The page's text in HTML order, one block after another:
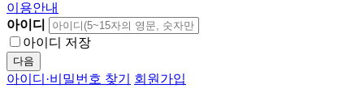
이용안내
아이디
아이디 저장
다음
아이디·비밀번호 찾기 회원가입